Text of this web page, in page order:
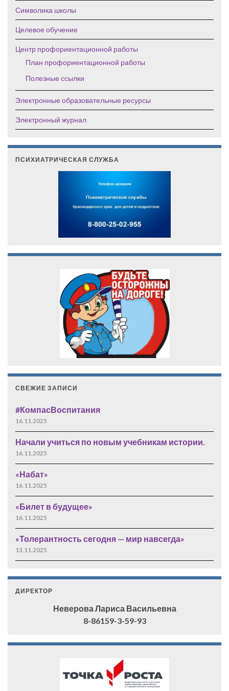
Символика школы
Целевое обучение
Центр профориентационной работы
План профориентационной работы
Полезные ссылки
Электронные образовательные ресурсы
Электронный журнал
ПСИХИАТРИЧЕСКАЯ СЛУЖБА
СВЕЖИЕ ЗАПИСИ
#КомпасВоспитания
16.11.2025
Начали учиться по новым учебникам истории.
16.11.2025
«Набат»
16.11.2025
«Билет в будущее»
16.11.2025
«Толерантность сегодня — мир навсегда»
13.11.2025
ДИРЕКТОР
Неверова Лариса Васильевна
8-86159-3-59-93